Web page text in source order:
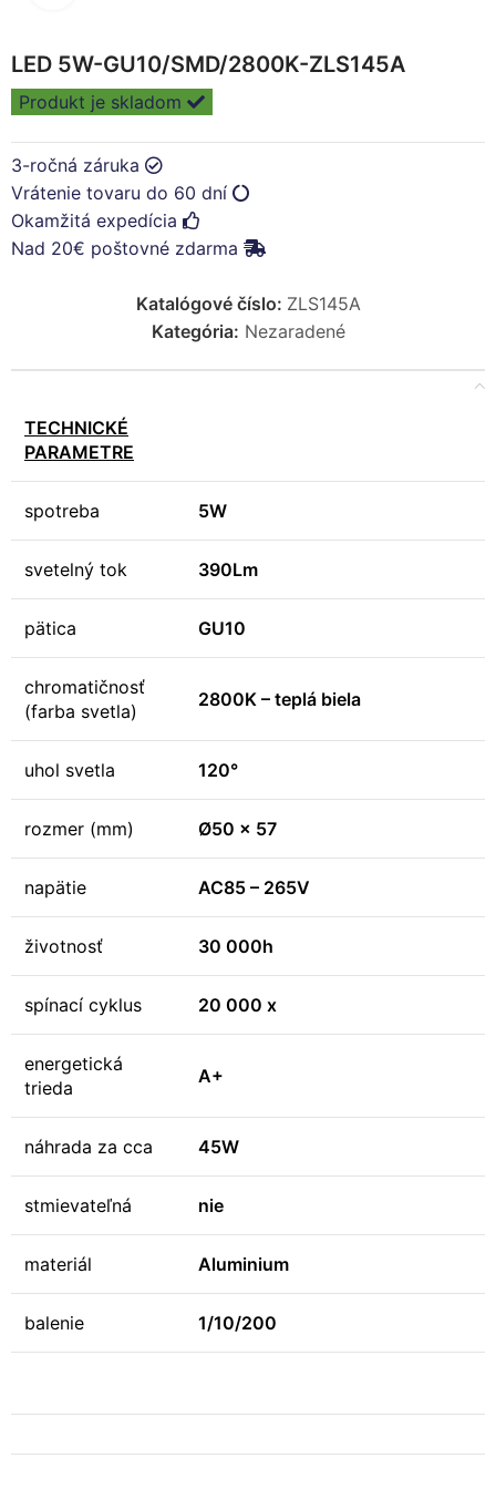
LED 5W-GU10/SMD/2800K-ZLS145A
Produkt je skladom
3-ročná záruka
Vrátenie tovaru do 60 dní
Okamžitá expedícia
Nad 20€ poštovné zdarma
Katalógové číslo: ZLS145A
Kategória: Nezaradené
TECHNICKÉ
PARAMETRE
spotreba 5W
svetelný tok 390Lm
pätica GU10
chromatičnosť
(farba svetla)
2800K – teplá biela
uhol svetla 120°
rozmer (mm) Ø50 x 57
napätie AC85 – 265V
životnosť 30 000h
spínací cyklus 20 000 x
energetická
trieda
A+
náhrada za cca 45W
stmievateľná nie
materiál Aluminium
balenie 1/10/200